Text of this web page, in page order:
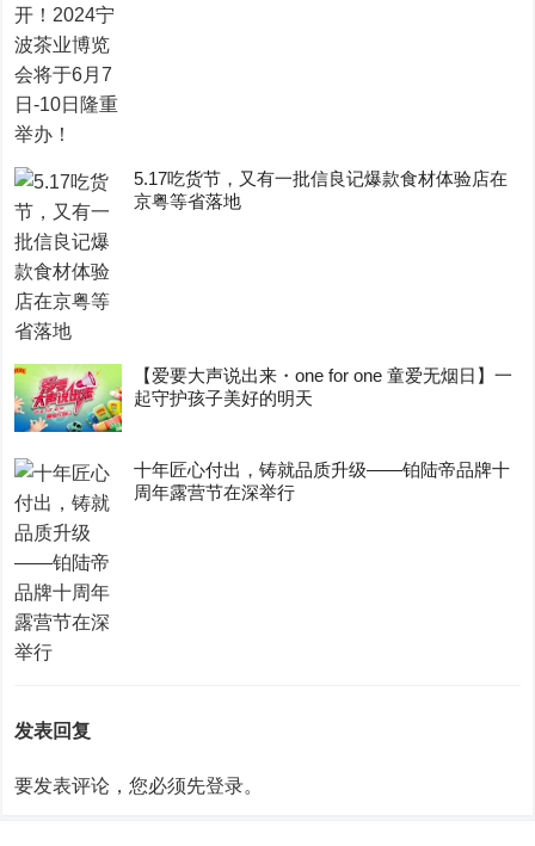
5.17吃货节，又有一批信良记爆款食材体验店在
京粤等省落地
【爱要大声说出来・one for one 童爱无烟日】一
起守护孩子美好的明天
十年匠心付出，铸就品质升级——铂陆帝品牌十
周年露营节在深举行
发表回复
要发表评论，您必须先登录。